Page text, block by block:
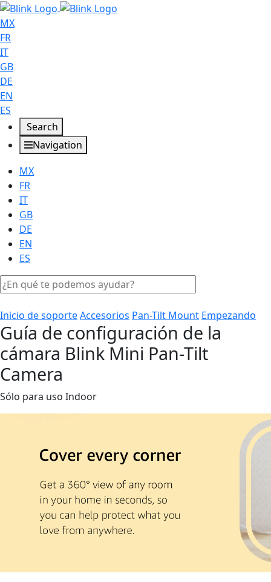
MX
FR
IT
GB
DE
EN
ES
Search
Navigation
MX
FR
IT
GB
DE
EN
ES
Inicio de soporteAccesorios Pan-Tilt Mount Empezando
Guía de configuración de la
cámara Blink Mini Pan-Tilt
Camera
Sólo para uso Indoor